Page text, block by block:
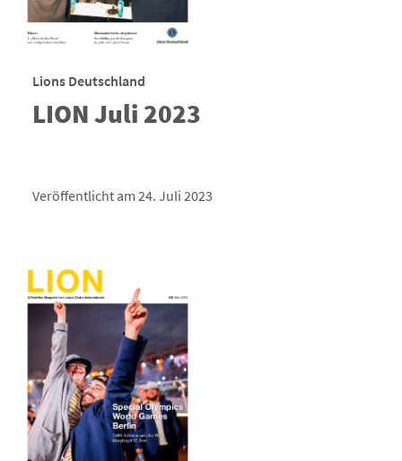
Lions Deutschland
LION Juli 2023
Veröffentlicht am 24. Juli 2023